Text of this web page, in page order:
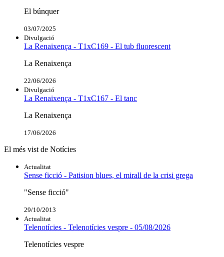
El búnquer
03/07/2025
Divulgació
La Renaixença - T1xC169 - El tub fluorescent
La Renaixença
22/06/2026
Divulgació
La Renaixença - T1xC167 - El tanc
La Renaixença
17/06/2026
El més vist de Notícies
Actualitat
Sense ficció - Patision blues, el mirall de la crisi grega
"Sense ficció"
29/10/2013
Actualitat
Telenotícies - Telenotícies vespre - 05/08/2026
Telenotícies vespre